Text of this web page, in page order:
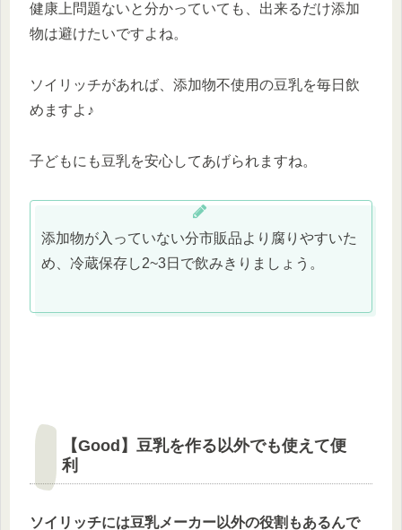
健康上問題ないと分かっていても、出来るだけ添加
物は避けたいですよね。
ソイリッチがあれば、添加物不使用の豆乳を毎日飲
めますよ♪
子どもにも豆乳を安心してあげられますね。
添加物が入っていない分市販品より腐りやすいた
め、冷蔵保存し2~3日で飲みきりましょう。
【Good】豆乳を作る以外でも使えて便
利
ソイリッチには豆乳メーカー以外の役割もあるんで